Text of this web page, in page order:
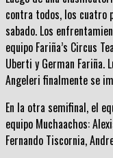
contra todos, los cuatro
sabado. Los
equipo Fariña’s Circus
Uberti y German Fariña.
Angeleri finalmente se
En la otra semifinal, el
equipo Muchaachos:
Fernando Tiscornia,